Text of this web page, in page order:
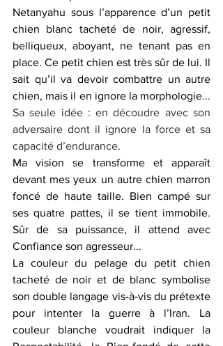
Netanyahu sous l’apparence d’un petit
chien blanc tacheté de noir, agressif,
belliqueux, aboyant, ne tenant pas en
place. Ce petit chien est très sûr de lui. Il
sait qu’il va devoir combattre un autre
Sa seule idée : en découdre avec son
adversaire dont il ignore la force et sa
capacité d’endurance.
Ma vision se transforme et apparaît
devant mes yeux un autre chien marron
foncé de haute taille. Bien campé sur
ses quatre pattes, il se tient immobile.
Sûr de sa puissance, il attend avec
Confiance son agresseur...
La couleur du pelage du petit chien
tacheté de noir et de blanc symbolise
son double langage vis-à-vis du prétexte
pour intenter la guerre à l’Iran. La
couleur blanche voudrait indiquer la